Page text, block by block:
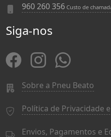
960 260 356 Custo de
Siga-nos
Sobre a Pneu Beato
Política de Privacidade
Envios, Pagamentos e